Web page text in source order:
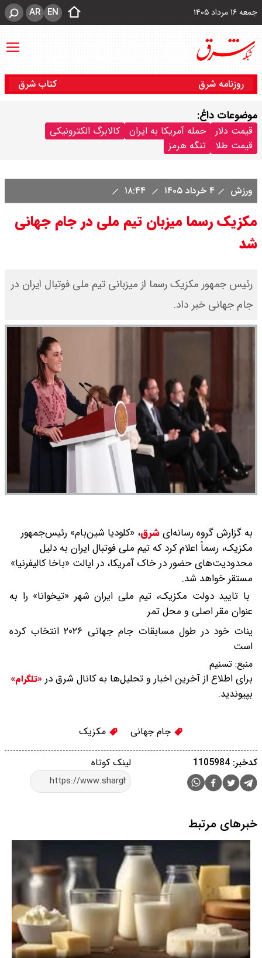
جمعه ۱۶ مرداد ۱۴۰۵ EN
AR
روزنامه شرق کتاب شرق
موضوعات داغ:
قیمت دلار حمله آمریکا به ایران
کالابرگ الکترونیکی
قیمت طلا
تنگه هرمز
ورزش ۴ خرداد ۱۴۰۵
مکزیک رسما میزبان تیم ملی در جام جهانی
شد
رئیس جمهور مکزیک رسما از میزبانی تیم ملی فوتبال ایران در
جام جهانی خبر داد.
به گزارش گروه رسانه‌ایشرق، «کلودیا شین‌بام» رئیس‌جمهور
مکزیک، رسماً اعلام کرد که تیم ملی فوتبال ایران به دلیل
محدودیت‌های حضور در خاک آمریکا، در ایالت «باخا کالیفرنیا»
مستقر خواهد شد.
با تایید دولت مکزیک، تیم ملی ایران شهر «تیخوانا» را به
عنوان مقر اصلی و محل تمر
ینات خود در طول مسابقات جام جهانی ۲۰۲۶ انتخاب کرده
است
منبع: تسنیم
برای اطلاع از آخرین اخبار و تحلیل‌ها به کانال شرق در «تلگرام»
بپیوندید.
جام جهانی مکزیک
لینک کوتاه کدخبر: 1105984
خبرهای مرتبط